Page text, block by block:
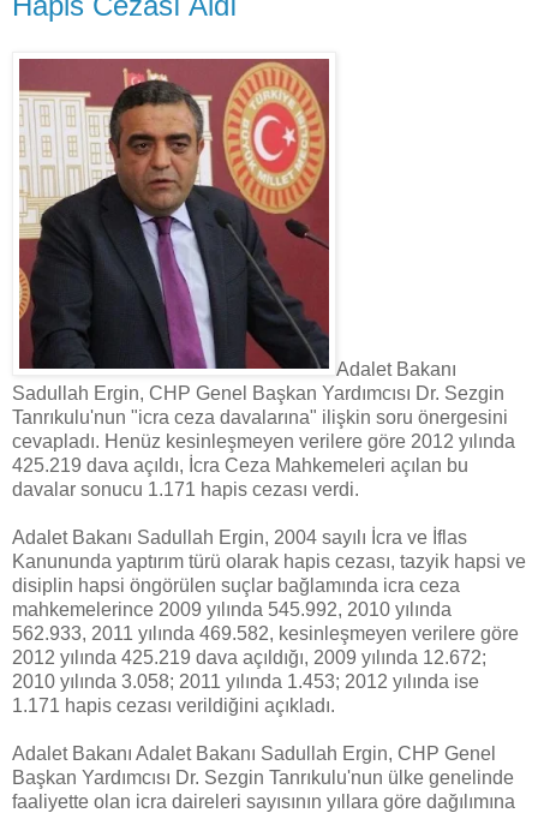
Adalet Bakanı
Sadullah Ergin, CHP Genel Başkan Yardımcısı Dr. Sezgin
Tanrıkulu'nun "icra ceza davalarına" ilişkin soru önergesini
cevapladı. Henüz kesinleşmeyen verilere göre 2012 yılında
425.219 dava açıldı, İcra Ceza Mahkemeleri açılan bu
davalar sonucu 1.171 hapis cezası verdi.
Adalet Bakanı Sadullah Ergin, 2004 sayılı İcra ve İflas
Kanununda yaptırım türü olarak hapis cezası, tazyik hapsi ve
disiplin hapsi öngörülen suçlar bağlamında icra ceza
mahkemelerince 2009 yılında 545.992, 2010 yılında
562.933, 2011 yılında 469.582, kesinleşmeyen verilere göre
2012 yılında 425.219 dava açıldığı, 2009 yılında 12.672;
2010 yılında 3.058; 2011 yılında 1.453; 2012 yılında ise
1.171 hapis cezası verildiğini açıkladı.
Adalet Bakanı Adalet Bakanı Sadullah Ergin, CHP Genel
Başkan Yardımcısı Dr. Sezgin Tanrıkulu'nun ülke genelinde
faaliyette olan icra daireleri sayısının yıllara göre dağılımına